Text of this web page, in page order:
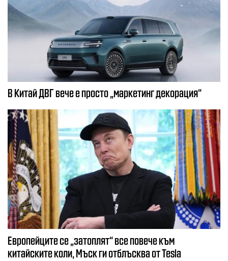
В Китай ДВГ вече е просто „маркетинг декорация“
Европейците се „затоплят“ все повече към
китайските коли, Мъск ги отблъсква от Tesla